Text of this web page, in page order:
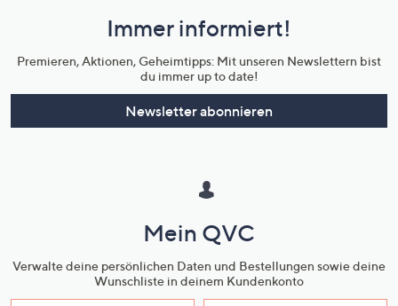
Unternehmensinformationen
Immer informiert!
Premieren, Aktionen, Geheimtipps: Mit unseren Newslettern bist
du immer up to date!
Newsletter abonnieren
Mein QVC
Verwalte deine persönlichen Daten und Bestellungen sowie deine
Wunschliste in deinem Kundenkonto